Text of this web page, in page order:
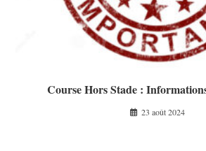
Course Hors Stade :
23 août 2024